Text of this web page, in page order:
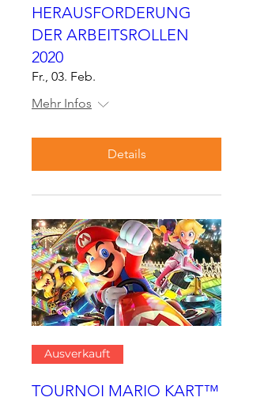
HERAUSFORDERUNG
DER ARBEITSROLLEN
2020
Fr., 03. Feb.
Mehr Infos
Details
Ausverkauft
TOURNOI MARIO KART™